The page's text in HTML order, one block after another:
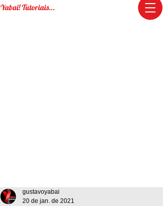
Yabai! Tutoriais...
gustavoyabai
20 de jan. de 2021